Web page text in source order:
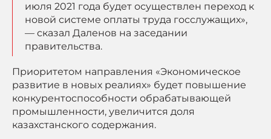
июля 2021 года будет осуществлен переход к
новой системе оплаты труда госслужащих»,
— сказал Даленов на заседании
правительства.
Приоритетом направления «Экономическое
развитие в новых реалиях» будет повышение
конкурентоспособности обрабатывающей
промышленности, увеличится доля
казахстанского содержания.